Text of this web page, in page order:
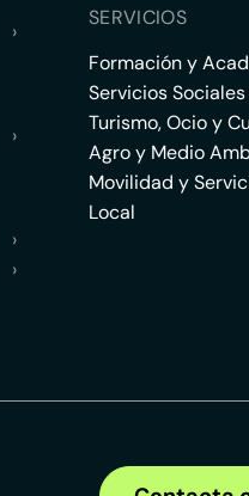
›
›
›
›
SERVICIOS
Formación y
Servicios
Turismo, Ocio y
Agro y Medio
Movilidad y
Local